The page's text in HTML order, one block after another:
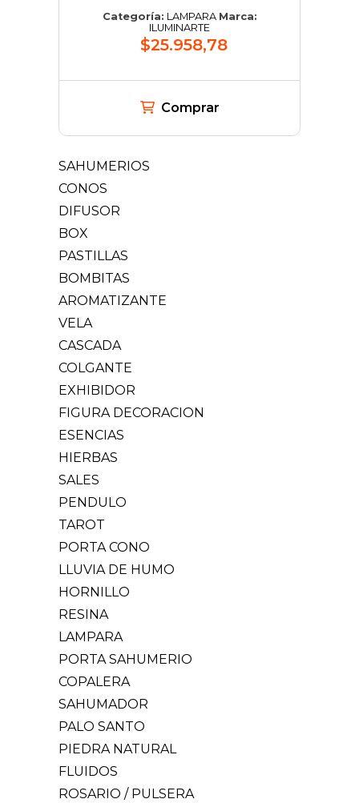
Categoría: LAMPARA Marca:
ILUMINARTE
$25.958,78
Comprar
SAHUMERIOS
CONOS
DIFUSOR
BOX
PASTILLAS
BOMBITAS
AROMATIZANTE
VELA
CASCADA
COLGANTE
EXHIBIDOR
FIGURA DECORACION
ESENCIAS
HIERBAS
SALES
PENDULO
TAROT
PORTA CONO
LLUVIA DE HUMO
HORNILLO
RESINA
LAMPARA
PORTA SAHUMERIO
COPALERA
SAHUMADOR
PALO SANTO
PIEDRA NATURAL
FLUIDOS
ROSARIO / PULSERA